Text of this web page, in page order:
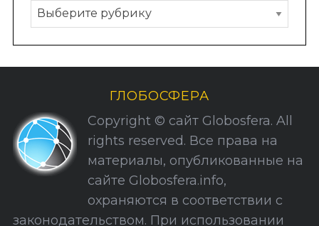
Р
у
б
р
и
С
а
ГЛОБОСФЕРА
Copyright © сайт Globosfera. All
rights reserved. Все права на
материалы, опубликованные на
сайте Globosfera.info,
охраняются в соответствии с
законодательством. При использовании